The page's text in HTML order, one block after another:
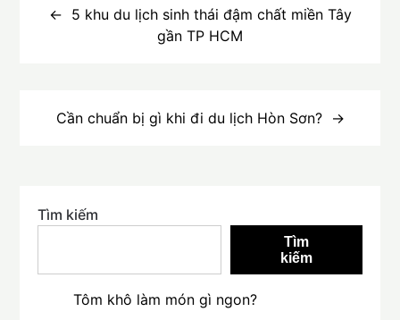
hướng5 khu du lịch sinh thái đậm chất miền Tây
gần TP HCM
Cần chuẩn bị gì khi đi du lịch Hòn Sơn?
Tìm kiếm
Tìm
kiếm
Tôm khô làm món gì ngon?